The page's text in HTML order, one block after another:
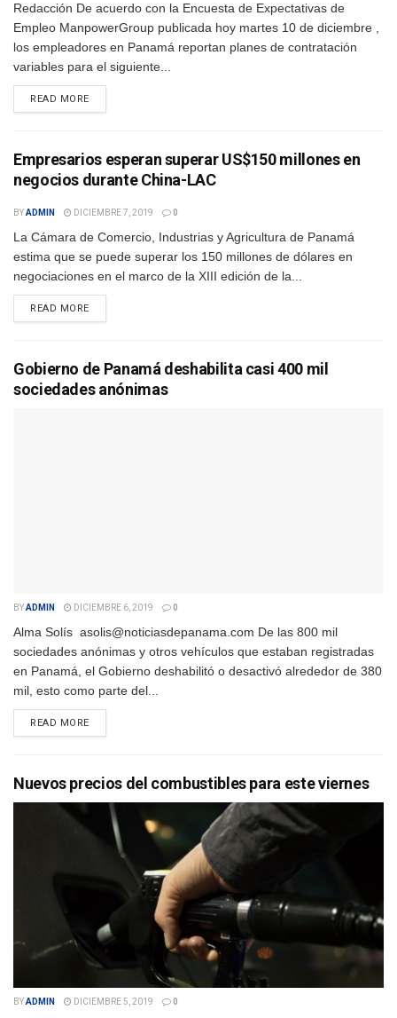
Redacción De acuerdo con la Encuesta de Expectativas de
Empleo ManpowerGroup publicada hoy martes 10 de diciembre ,
los empleadores en Panamá reportan planes de contratación
variables para el siguiente...
READ MOREDETAILS
Empresarios esperan superar US$150 millones en
negocios durante China-LAC
BYADMIN DICIEMBRE 7, 2019 0
La Cámara de Comercio, Industrias y Agricultura de Panamá
estima que se puede superar los 150 millones de dólares en
negociaciones en el marco de la XIII edición de la...
READ MOREDETAILS
Gobierno de Panamá deshabilita casi 400 mil
sociedades anónimas
BYADMIN DICIEMBRE 6, 2019 0
Alma Solís asolis@noticiasdepanama.com De las 800 mil
sociedades anónimas y otros vehículos que estaban registradas
en Panamá, el Gobierno deshabilitó o desactivó alrededor de 380
mil, esto como parte del...
READ MOREDETAILS
Nuevos precios del combustibles para este viernes
BYADMIN DICIEMBRE 5, 2019 0